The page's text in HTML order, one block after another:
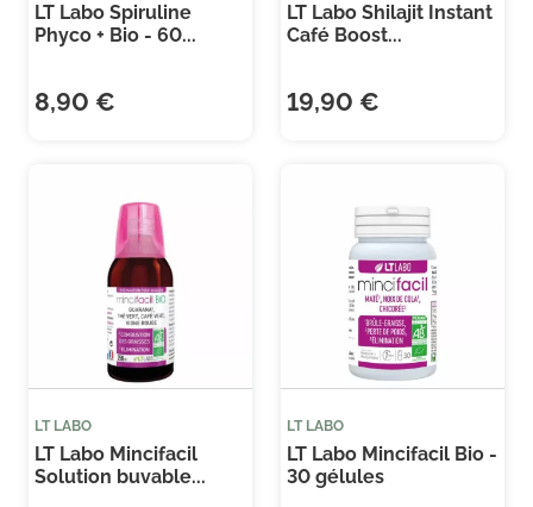
LT Labo Spiruline
Phyco + Bio - 60...
8,90 €
LT Labo Shilajit Instant
Café Boost...
19,90 €
LT LABO
LT Labo Mincifacil
Solution buvable...
LT LABO
LT Labo Mincifacil Bio -
30 gélules